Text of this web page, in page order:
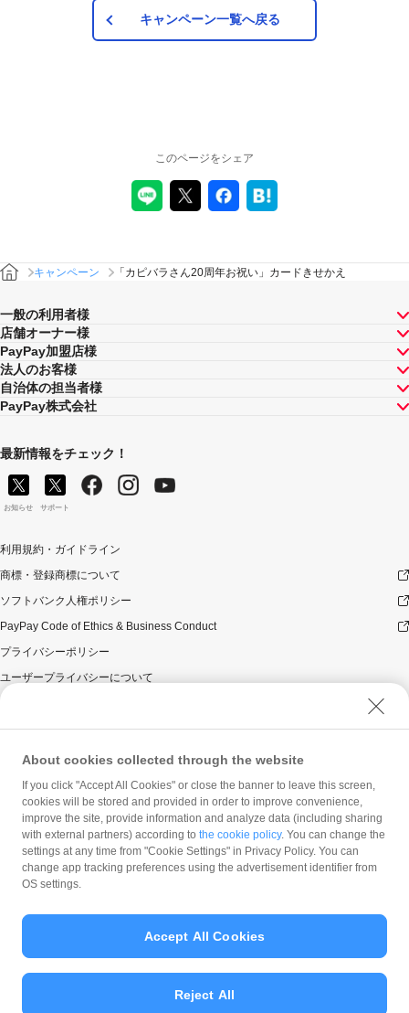
キャンペーン一覧へ戻る
このページをシェア
キャンペーン 「カピバラさん20周年お祝い」カードきせかえ
一般の利用者様
店舗オーナー様
PayPay加盟店様
法人のお客様
自治体の担当者様
PayPay株式会社
最新情報をチェック！
お知らせ サポート
利用規約・ガイドライン
商標・登録商標について
ソフトバンク人権ポリシー
PayPay Code of Ethics & Business Conduct
プライバシーポリシー
ユーザープライバシーについて
ウェブサイト利用規約
反社会的勢力に対する方針
勧誘方針
マネロン等基本方針
カスタマーハラスメントに関する当社の考え方
© PayPay Corporation
About cookies collected through the website
If you click "Accept All Cookies" or close the banner to leave this screen,
cookies will be stored and provided in order to improve convenience,
improve the site, provide information and analyze data (including sharing
with external partners) according to the cookie policy. You can change the
settings at any time from "Cookie Settings" in Privacy Policy. You can
change app tracking preferences using the advertisement identifier from
OS settings.
Reject All
Accept All Cookies